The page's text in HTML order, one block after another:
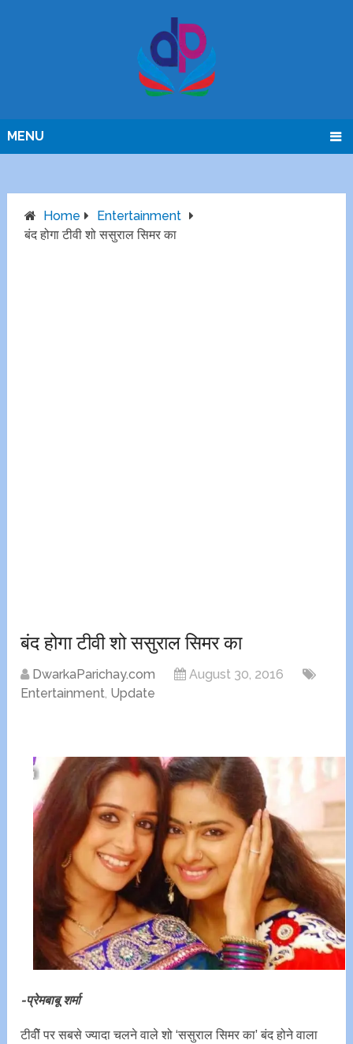
MENU
Home
Entertainment
बंद होगा टीवी शो ससुराल सिमर का
बंद होगा टीवी शो ससुराल सिमर का
DwarkaParichay.com
August 30, 2016
Entertainment, Update
-प्रेमबाबू शर्मा
टीवीें पर सबसे ज्यादा चलने वाले शो ‘ससुराल सिमर का’ बंद होने वाला